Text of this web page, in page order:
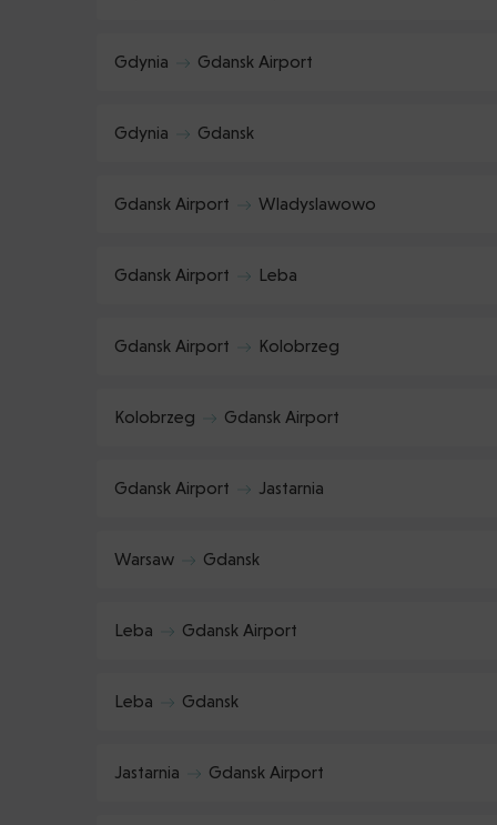
Gdynia Gdansk Airport
Gdynia Gdansk
Gdansk Airport Wladyslawowo
Gdansk Airport Leba
Gdansk Airport Kolobrzeg
Kolobrzeg Gdansk Airport
Gdansk Airport Jastarnia
Warsaw Gdansk
Leba Gdansk Airport
Leba Gdansk
Jastarnia Gdansk Airport